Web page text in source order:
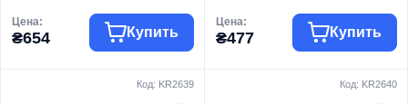
Цена:
₴654 Купить
Цена:
₴477 Купить
Код: KR2639 Код: KR2640